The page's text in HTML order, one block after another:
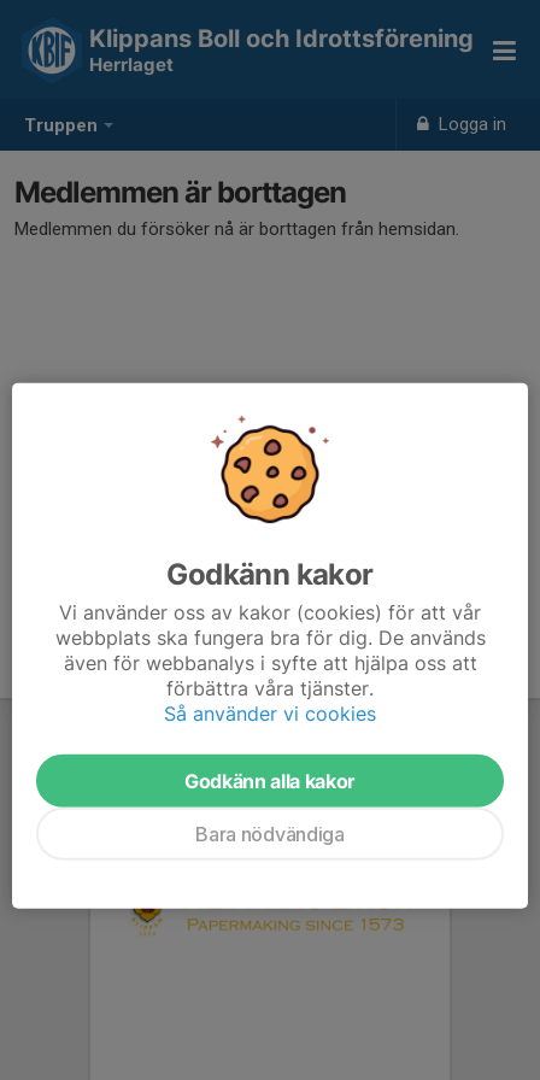
Truppen Logga in
Klippans Boll och Idrottsförening
Herrlaget
Medlemmen är borttagen
Medlemmen du försöker nå är borttagen från hemsidan.
Godkänn kakor
Vi använder oss av kakor (cookies) för att vår
webbplats ska fungera bra för dig. De används
även för webbanalys i syfte att hjälpa oss att
förbättra våra tjänster.
Så använder vi cookies
Godkänn alla kakor
Bara nödvändiga